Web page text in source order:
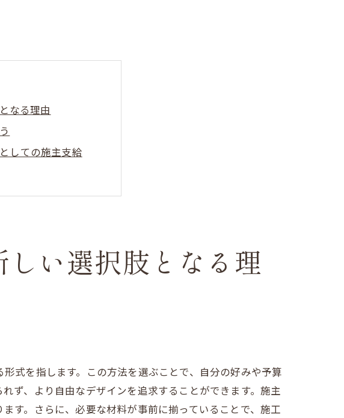
なる理由
しての施主支給
肢
スト削減の秘訣
支給
魅力とは
い選択肢となる理
式を指します。この方法を選ぶことで、自分の好みや予算
ず、より自由なデザインを追求することができます。施主
す。さらに、必要な材料が事前に揃っていることで、施工